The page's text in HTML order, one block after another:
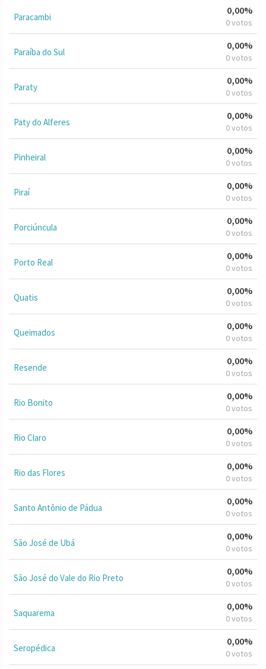
Paracambi
0,00%
0 votos
Paraíba do Sul
0,00%
0 votos
Paraty
0,00%
0 votos
Paty do Alferes
0,00%
0 votos
Pinheiral
0,00%
0 votos
Piraí
0,00%
0 votos
Porciúncula
0,00%
0 votos
Porto Real
0,00%
0 votos
Quatis
0,00%
0 votos
Queimados
0,00%
0 votos
Resende
0,00%
0 votos
Rio Bonito
0,00%
0 votos
Rio Claro
0,00%
0 votos
Rio das Flores
0,00%
0 votos
Santo Antônio de Pádua
0,00%
0 votos
São José de Ubá
0,00%
0 votos
São José do Vale do Rio Preto
0,00%
0 votos
Saquarema
0,00%
0 votos
Seropédica
0,00%
0 votos